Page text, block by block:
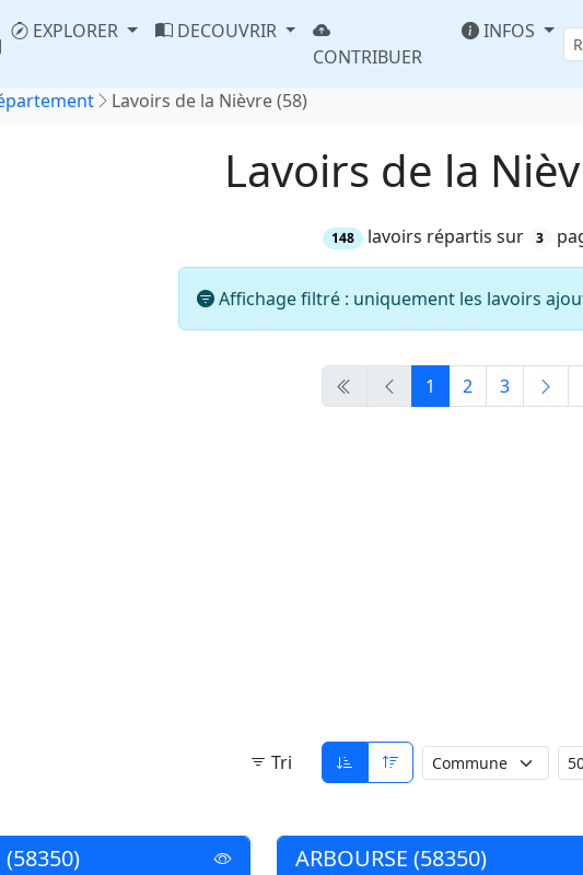
EXPLORER
DECOUVRIR
CONTRIBUER
INFOS
Lavoirs de la Nièvre (58)
Lavoirs de la
148 lavoirs répartis sur 3
Affichage filtré : uniquement les lavoirs
1 2 3
Tri
(58350) ARBOURSE (58350)